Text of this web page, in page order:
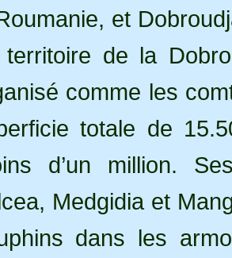
et
territoire de la
comme les
totale de
d’un million.
Medgidia et
dans les